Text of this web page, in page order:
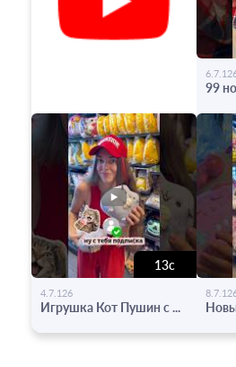
99
13с
4.7.126
Игрушка Кот Пушин с ...